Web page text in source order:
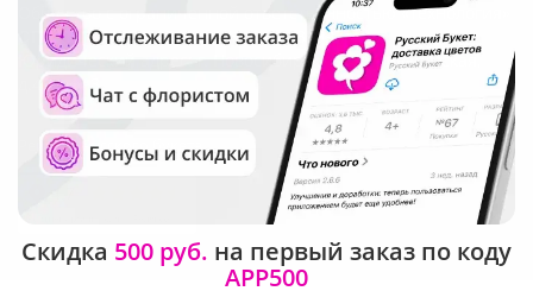
Общество с ограниченной ответственностью «Технология»
ОГРН: 1195476081745, ИНН: 5410081997
Юридический адрес: г. Новосибирск, ул. Ипподромская,
д.42, оф. 3
Рейтинг Русского букета
Скидка 500 руб. на первый заказ по коду
APP500